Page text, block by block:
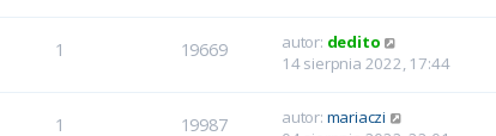
1 19669 autor: dedito
14 sierpnia 2022, 17:44
1 19987 autor: mariaczi